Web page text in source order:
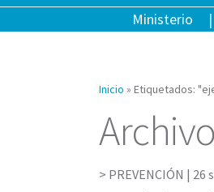
Ministerio
Inicio » Etiquetados:
PREVENCIÓN | 26